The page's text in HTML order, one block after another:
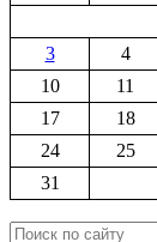
3
4
10
11
17
18
24
25
31
Поиск: